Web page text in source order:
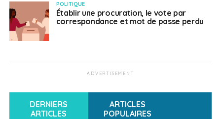
POLITIQUE
Établir une procuration, le vote par
correspondance et mot de passe perdu
ADVERTISEMENT
DERNIERS
ARTICLES
ARTICLES
POPULAIRES